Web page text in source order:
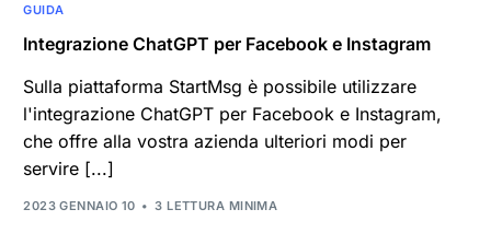
GUIDA
Integrazione ChatGPT per Facebook e Instagram
Sulla piattaforma StartMsg è possibile utilizzare
l'integrazione ChatGPT per Facebook e Instagram,
che offre alla vostra azienda ulteriori modi per
servire [...]
2023 GENNAIO 10 3 LETTURA MINIMA